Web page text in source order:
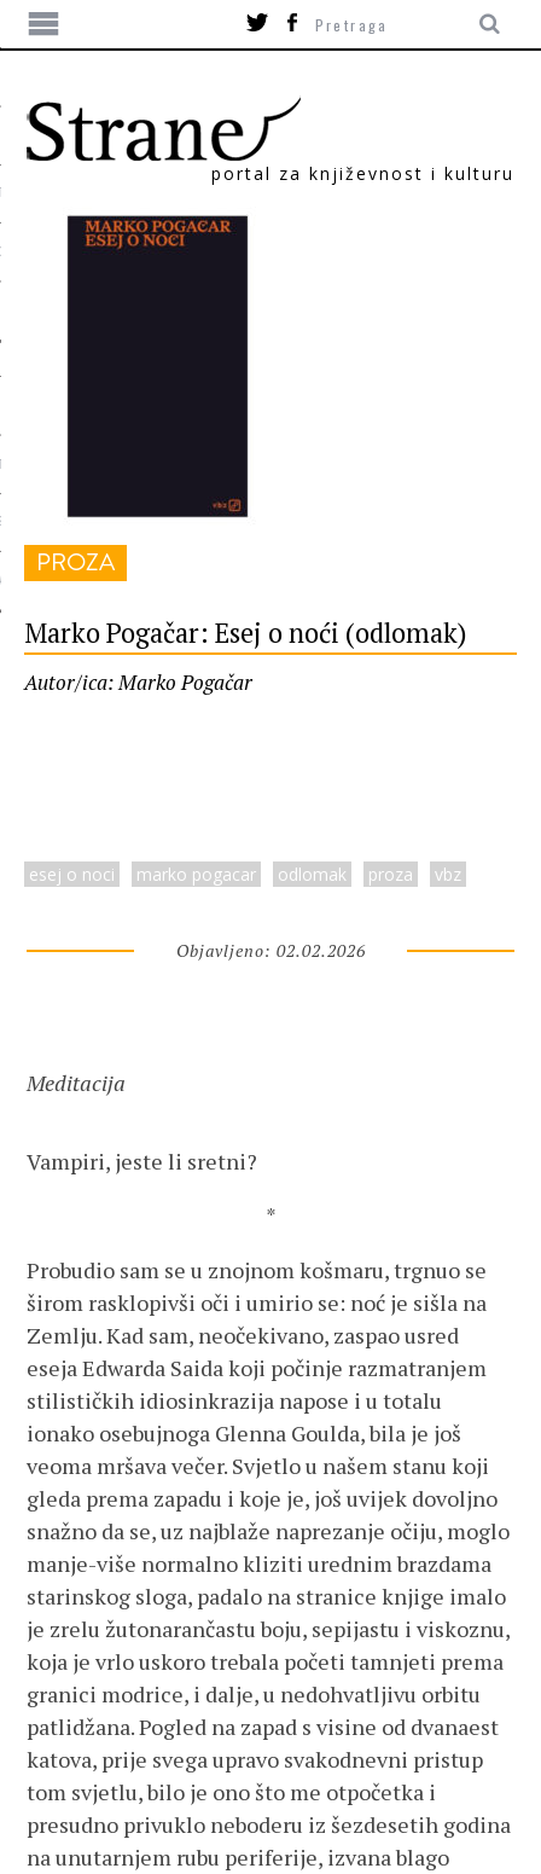
portal za književnost i kulturu
PROZA
Marko Pogačar: Esej o noći (odlomak)
Autor/ica: Marko Pogačar
esej o noci marko pogacar odlomak proza vbz
Objavljeno: 02.02.2026
Meditacija
Vampiri, jeste li sretni?
*
Probudio sam se u znojnom košmaru, trgnuo se
širom rasklopivši oči i umirio se: noć je sišla na
Zemlju. Kad sam, neočekivano, zaspao usred
eseja Edwarda Saida koji počinje razmatranjem
stilističkih idiosinkrazija napose i u totalu
ionako osebujnoga Glenna Goulda, bila je još
veoma mršava večer. Svjetlo u našem stanu koji
gleda prema zapadu i koje je, još uvijek dovoljno
snažno da se, uz najblaže naprezanje očiju, moglo
manje-više normalno kliziti urednim brazdama
starinskog sloga, padalo na stranice knjige imalo
je zrelu žutonarančastu boju, sepijastu i viskoznu,
koja je vrlo uskoro trebala početi tamnjeti prema
granici modrice, i dalje, u nedohvatljivu orbitu
patlidžana. Pogled na zapad s visine od dvanaest
katova, prije svega upravo svakodnevni pristup
tom svjetlu, bilo je ono što me otpočetka i
presudno privuklo neboderu iz šezdesetih godina
na unutarnjem rubu periferije, izvana blago